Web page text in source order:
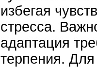
избегая
стресса.
адаптация
терпения.